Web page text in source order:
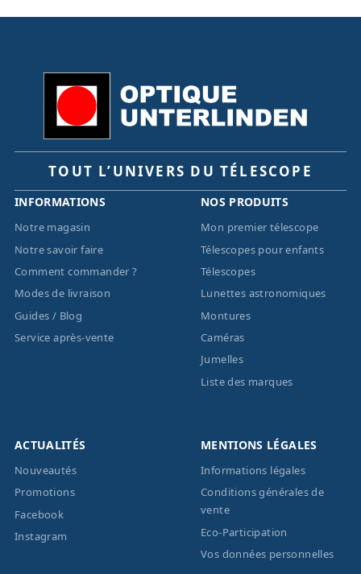
TOUT L’UNIVERS DU TÉLESCOPE
INFORMATIONS
Notre magasin
Notre savoir faire
Comment commander ?
Modes de livraison
Guides / Blog
Service après-vente
NOS PRODUITS
Mon premier télescope
Télescopes pour enfants
Télescopes
Lunettes astronomiques
Montures
Caméras
Jumelles
Liste des marques
ACTUALITÉS
Nouveautés
Promotions
Facebook
Instagram
MENTIONS LÉGALES
Informations légales
Conditions générales de
vente
Eco-Participation
Vos données personnelles